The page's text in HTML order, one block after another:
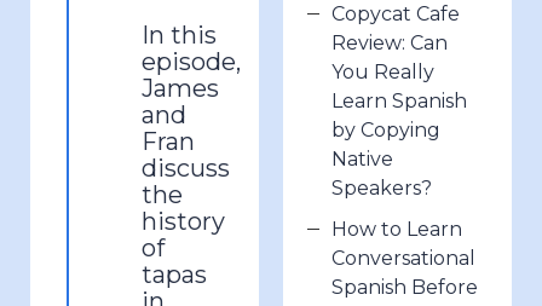
Copycat Cafe
Review: Can
You Really
Learn Spanish
by Copying
Native
Speakers?
How to Learn
Conversational
Spanish Before
In this
episode,
James
and
Fran
discuss
the
history
of
tapas